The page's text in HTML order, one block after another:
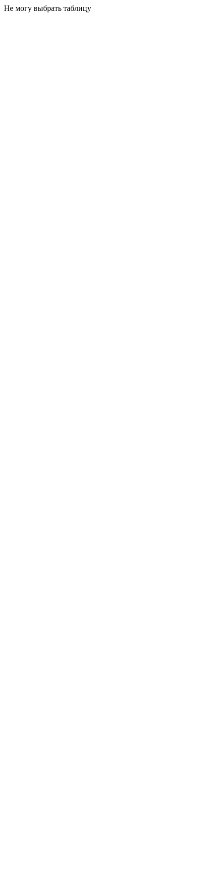
Не могу выбрать таблицу